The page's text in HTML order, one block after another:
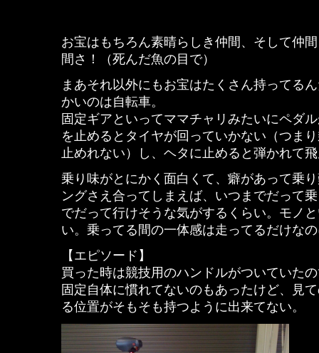
お宝はもちろん素晴らしき仲間、そして仲
間さ！（死んだ魚の目で）
まあそれ以外にもお宝はたくさん持ってる
かいのは自転車。
固定ギアといってママチャリみたいにペダ
を止めるとタイヤが回っていかない（つま
止めれない）し、ヘタに止めると弾かれて
乗り味がとにかく面白くて、癖があって乗
ングさえ合ってしまえば、いつまでだって
でだって行けそうな気がするくらい。モノ
い。乗ってる間の一体感は走ってるだけな
【エピソード】
買った時は競技用のハンドルがついていた
固定自体に慣れてないのもあったけど、見
る位置がそもそも持つように出来てない。